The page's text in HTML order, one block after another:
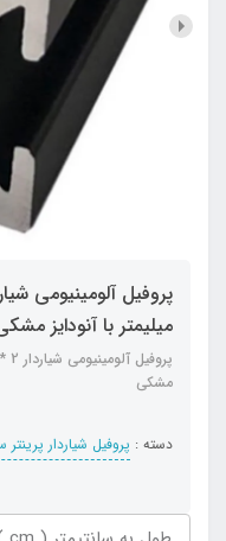
میلیمتر با آنودایز
مشکی
دسته : پروفیل شیاردار